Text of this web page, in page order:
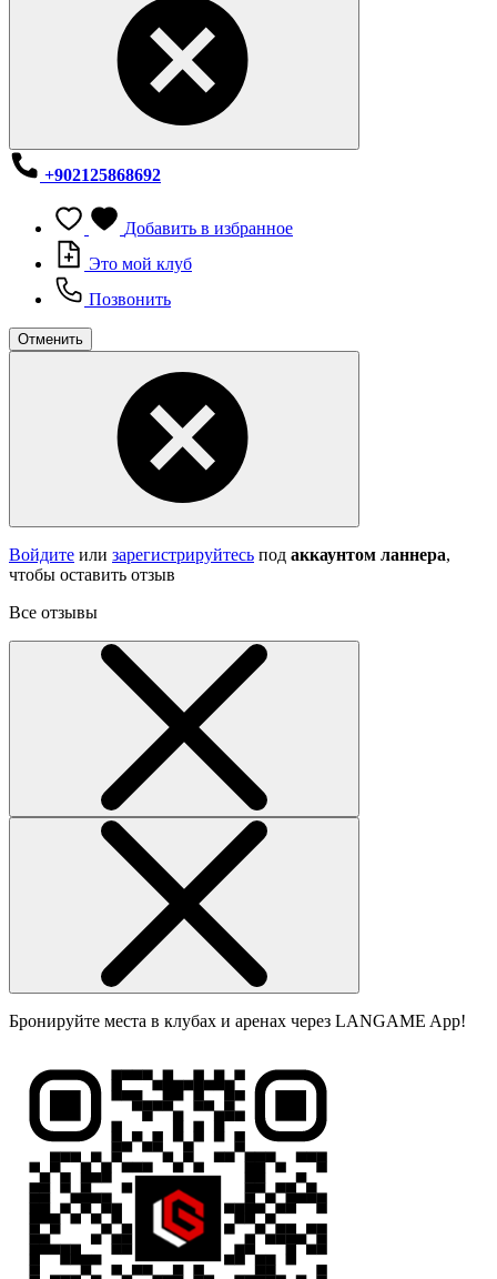
+902125868692
Добавить в избранное
Это мой клуб
Позвонить
Отменить
Войдите или зарегистрируйтесь под аккаунтом ланнера,
чтобы оставить отзыв
Все отзывы
Бронируйте места в клубах и аренах через LANGAME App!